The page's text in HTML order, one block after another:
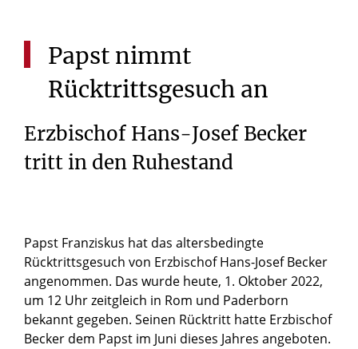
Papst nimmt
Rücktrittsgesuch an
Erzbischof Hans-Josef Becker
tritt in den Ruhestand
Papst Franziskus hat das altersbedingte
Rücktrittsgesuch von Erzbischof Hans-Josef Becker
angenommen. Das wurde heute, 1. Oktober 2022,
um 12 Uhr zeitgleich in Rom und Paderborn
bekannt gegeben. Seinen Rücktritt hatte Erzbischof
Becker dem Papst im Juni dieses Jahres angeboten.